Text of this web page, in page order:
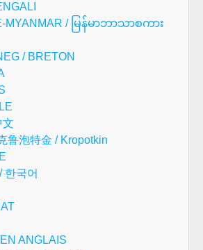
MYANMAR / မြန်မာဘာသာစကား
/ BRETON
文
鲁泡特金 / Kropotkin
한국어
ANGLAIS